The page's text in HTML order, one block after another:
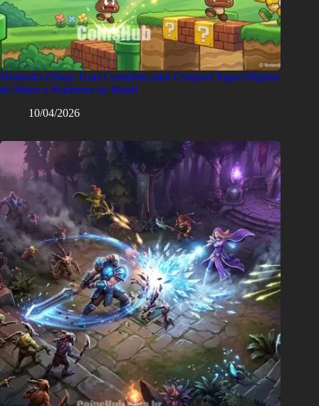
Nintendo eShop: Guia Completo para Comprar Jogos Digitais
de Mario e Pokémon no Brasil
10/04/2026